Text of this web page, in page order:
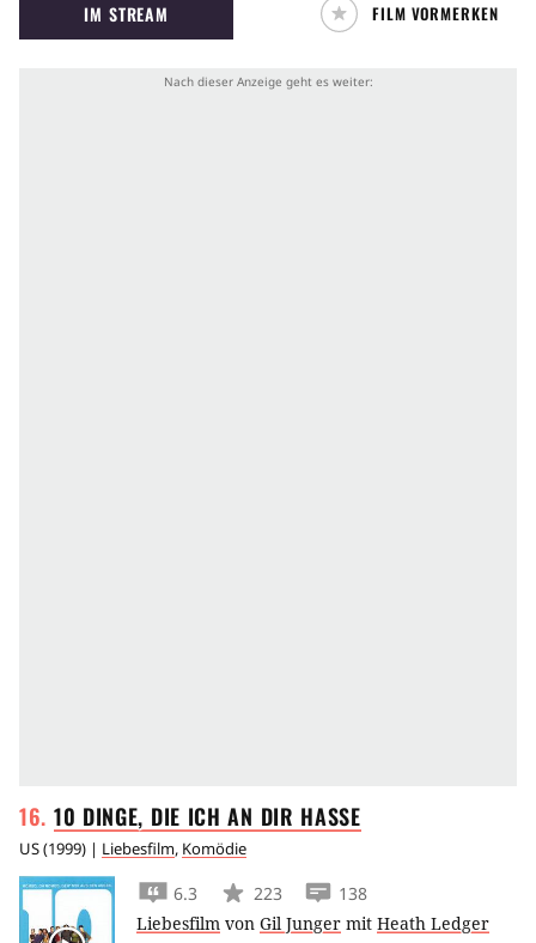
IM STREAM FILM VORMERKEN
10 DINGE, DIE ICH AN DIR HASSE
US(1999) | Liebesfilm, Komödie
6.3 223
138
Liebesfilm von Gil Junger mit Heath Ledger